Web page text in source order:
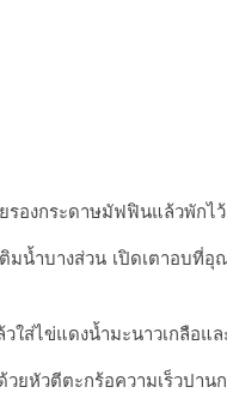
รองกระดาษมัฟฟินแล้วพักไว้
มน้ำบางส่วน เปิดเตาอบที่
ใส่ไข่แดงน้ำมะนาวเกลือ
ยหัวตีตะกร้อความเร็วปา